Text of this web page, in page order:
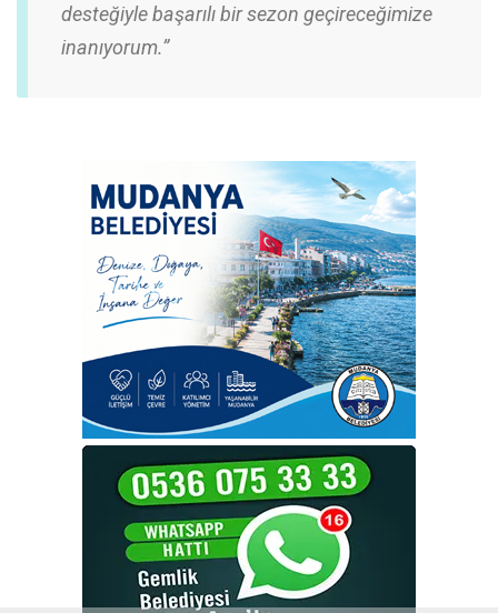
desteğiyle başarılı bir sezon geçireceğimize
inanıyorum.”